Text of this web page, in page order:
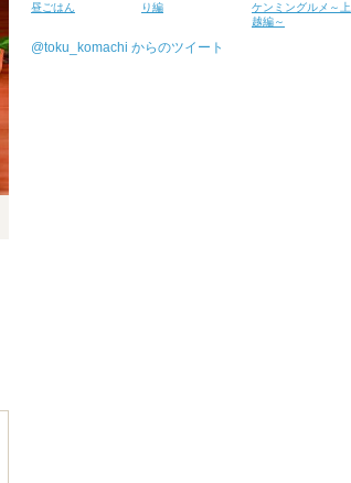
昼ごはん
り編
ケンミングルメ～上
越編～
@toku_komachi からのツイート